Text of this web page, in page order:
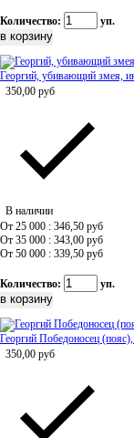
Количество: уп.
Георгий, убивающий змея,
350,00 руб
В наличии
От 25 000 : 346,50 руб
От 35 000 : 343,00 руб
От 50 000 : 339,50 руб
Количество: уп.
Георгий Победоносец
350,00 руб